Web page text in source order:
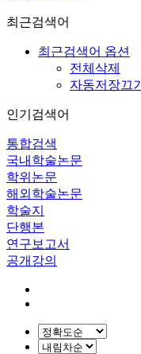
최근검색어
최근검색어 옵션
전체삭제
자동저장끄기
인기검색어
통합검색
국내학술논문
학위논문
해외학술논문
학술지
단행본
연구보고서
공개강의